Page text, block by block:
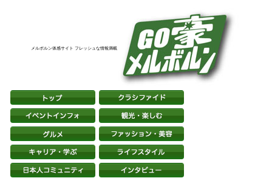
メルボルン体感サイト フレッシュな情報満載